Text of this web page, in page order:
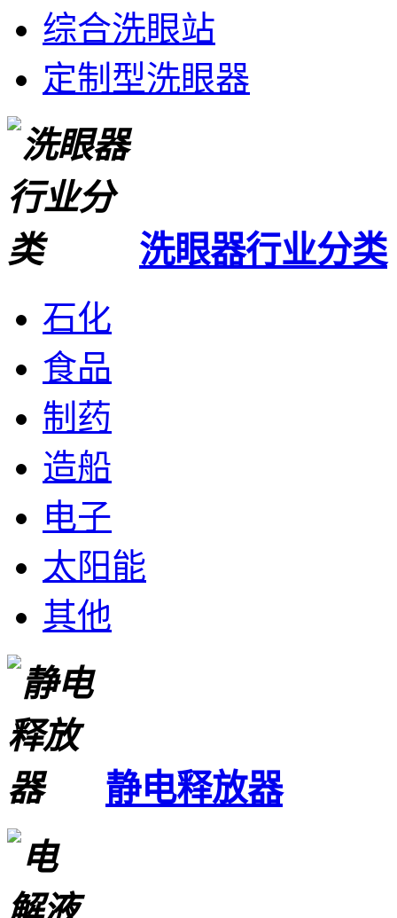
综合洗眼站
定制型洗眼器
洗眼器行业分类
石化
食品
制药
造船
电子
太阳能
其他
静电释放器